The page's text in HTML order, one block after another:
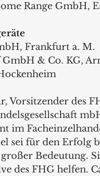
Range GmbH,
Frankfurt a. M.
GmbH & Co. KG,
Vorsitzender des
im
sei für den Erfolg
Bedeutung.
des FHG helfen.